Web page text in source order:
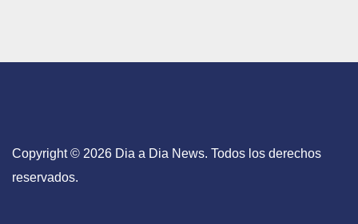
Copyright © 2026 Dia a Dia News. Todos los derechos
reservados.